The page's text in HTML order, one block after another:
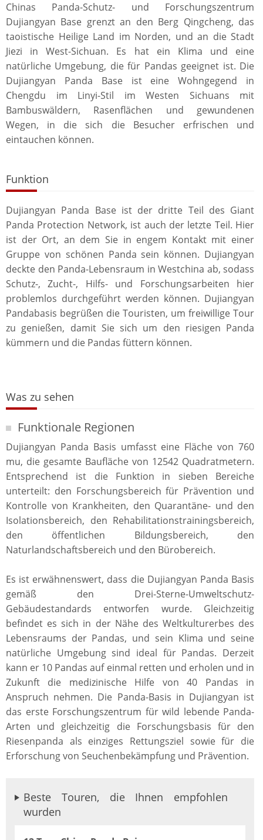
Chinas Panda-Schutz- und Forschungszentrum
Dujiangyan Base grenzt an den Berg Qingcheng, das
taoistische Heilige Land im Norden, und an die Stadt
Jiezi in West-Sichuan. Es hat ein Klima und eine
natürliche Umgebung, die für Pandas geeignet ist. Die
Dujiangyan Panda Base ist eine Wohngegend in
Chengdu im Linyi-Stil im Westen Sichuans mit
Bambuswäldern, Rasenflächen und gewundenen
Wegen, in die sich die Besucher erfrischen und
eintauchen können.
Funktion
Dujiangyan Panda Base ist der dritte Teil des Giant
Panda Protection Network, ist auch der letzte Teil. Hier
ist der Ort, an dem Sie in engem Kontakt mit einer
Gruppe von schönen Panda sein können. Dujiangyan
deckte den Panda-Lebensraum in Westchina ab, sodass
Schutz-, Zucht-, Hilfs- und Forschungsarbeiten hier
problemlos durchgeführt werden können. Dujiangyan
Pandabasis begrüßen die Touristen, um freiwillige Tour
zu genießen, damit Sie sich um den riesigen Panda
kümmern und die Pandas füttern können.
Was zu sehen
Funktionale Regionen
Dujiangyan Panda Basis umfasst eine Fläche von 760
mu, die gesamte Baufläche von 12542 Quadratmetern.
Entsprechend ist die Funktion in sieben Bereiche
unterteilt: den Forschungsbereich für Prävention und
Kontrolle von Krankheiten, den Quarantäne- und den
Isolationsbereich, den Rehabilitationstrainingsbereich,
den öffentlichen Bildungsbereich, den
Naturlandschaftsbereich und den Bürobereich.
Es ist erwähnenswert, dass die Dujiangyan Panda Basis
gemäß den Drei-Sterne-Umweltschutz-
Gebäudestandards entworfen wurde. Gleichzeitig
befindet es sich in der Nähe des Weltkulturerbes des
Lebensraums der Pandas, und sein Klima und seine
natürliche Umgebung sind ideal für Pandas. Derzeit
kann er 10 Pandas auf einmal retten und erholen und in
Zukunft die medizinische Hilfe von 40 Pandas in
Anspruch nehmen. Die Panda-Basis in Dujiangyan ist
das erste Forschungszentrum für wild lebende Panda-
Arten und gleichzeitig die Forschungsbasis für den
Riesenpanda als einziges Rettungsziel sowie für die
Erforschung von Seuchenbekämpfung und Prävention.
Beste Touren, die Ihnen empfohlen
wurden